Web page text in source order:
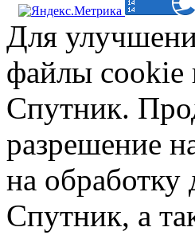
Для
файлы cookie
Спутник.
разрешение
на
Спутник, а